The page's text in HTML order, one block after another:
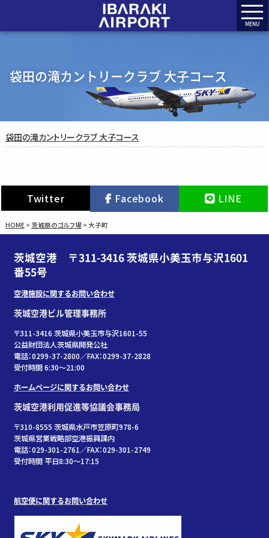
MENU
袋田の滝カントリークラブ 大子コース
袋田の滝カントリークラブ 大子コース
Twitter Facebook LINE
HOME> 茨城県のゴルフ場 > 大子町
茨城空港 〒311-3416 茨城県小美玉市与沢1601
番55号
空港施設に関するお問い合わせ
茨城空港ビル管理事務所
〒311-3416 茨城県小美玉市与沢1601-55
公益財団法人茨城県開発公社
電話：0299-37-2800／FAX：0299-37-2828
受付時間 6:30〜21:00
ホームページに関するお問い合わせ
茨城空港利用促進等協議会事務局
〒310-8555 茨城県水戸市笠原町978-6
茨城県営業戦略部空港振興課内
電話：029-301-2761／FAX：029-301-2749
受付時間 平日8:30～17:15
航空便に関するお問い合わせ